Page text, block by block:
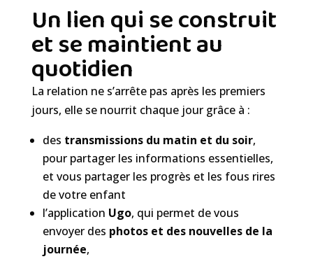
Un lien qui se construit
et se maintient au
quotidien
La relation ne s’arrête pas après les premiers
jours, elle se nourrit chaque jour grâce à :
des transmissions du matin et du soir,
pour partager les informations essentielles,
et vous partager les progrès et les fous rires
de votre enfant
l’application Ugo, qui permet de vous
envoyer des photos et des nouvelles de la
journée,